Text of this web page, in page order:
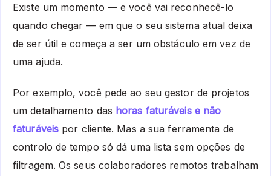
Existe um momento — e você vai reconhecê-lo
quando chegar — em que o seu sistema atual deixa
de ser útil e começa a ser um obstáculo em vez de
uma ajuda.
Por exemplo, você pede ao seu gestor de projetos
um detalhamento das horas faturáveis e não
faturáveis por cliente. Mas a sua ferramenta de
controlo de tempo só dá uma lista sem opções de
filtragem. Os seus colaboradores remotos trabalham